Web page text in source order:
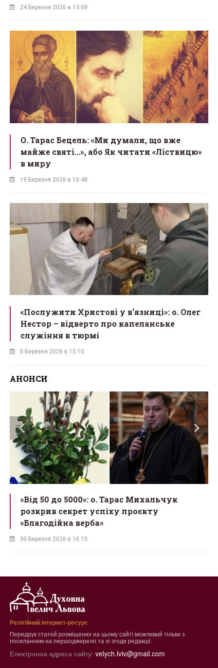
24 Березня 2026 в 13:08
О. Тарас Бецель: «Ми думали, що вже
майже святі...», або Як читати «Ліствицю»
в миру
19 Березня 2026 в 16:48
«Послужити Христові у вʼязниці»: о. Олег
Нестор – відверто про капеланське
служіння в тюрмі
5 Березня 2026 в 15:10
АНОНСИ
«Від 50 до 5000»: о. Тарас Михальчук
розкрив секрет успіху проєкту
«Благодійна верба»
30 Березня 2026 в 16:15
Релігійний інтернет-ресурс
Передрук статей розміщених на цьому сайті можливий тільки з
посиланням на першоджерело та зі згоди редакції.
Електронна адреса сайту: velych.lviv@gmail.com